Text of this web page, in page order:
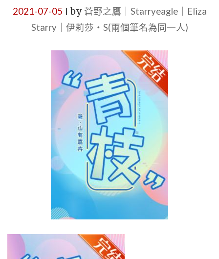
2021-07-05 by 蒼野之鷹｜Starryeagle｜Eliza
Starry｜伊莉莎・S(兩個筆名為同一人)